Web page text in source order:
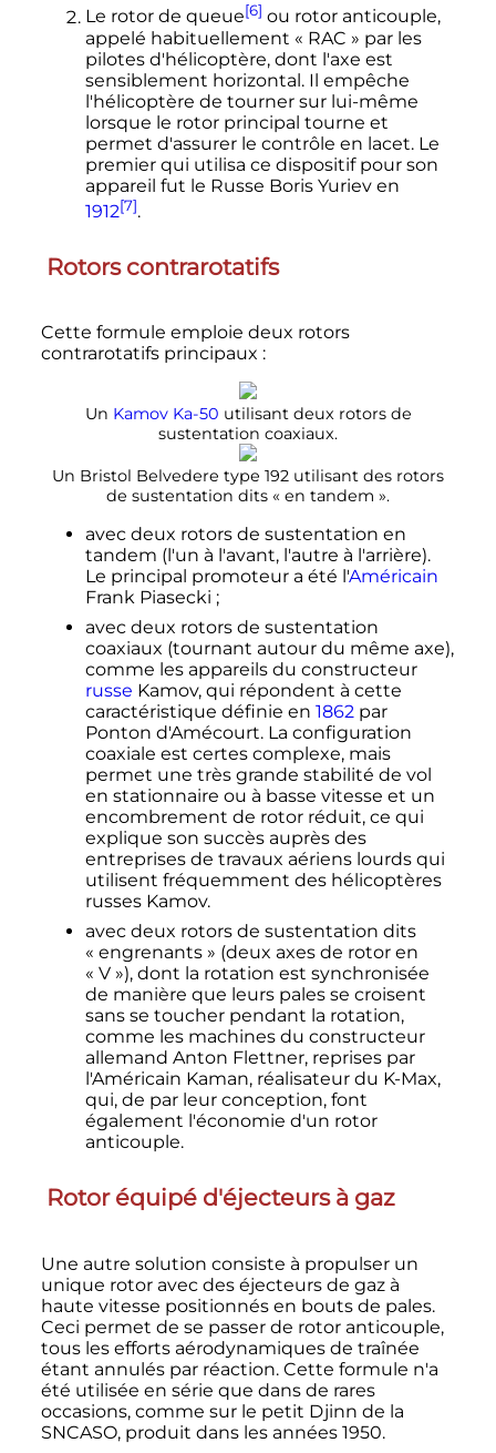
Le rotor de queue[6] ou rotor anticouple,
appelé habituellement « RAC » par les
pilotes d'hélicoptère, dont l'axe est
sensiblement horizontal. Il empêche
l'hélicoptère de tourner sur lui-même
lorsque le rotor principal tourne et
permet d'assurer le contrôle en lacet. Le
premier qui utilisa ce dispositif pour son
appareil fut le Russe Boris Yuriev en
1912[7].
Rotors contrarotatifs
Cette formule emploie deux rotors
contrarotatifs principaux :
Un Kamov Ka-50 utilisant deux rotors de
sustentation coaxiaux.
Un Bristol Belvedere type 192 utilisant des rotors
de sustentation dits « en tandem ».
avec deux rotors de sustentation en
tandem (l'un à l'avant, l'autre à l'arrière).
Le principal promoteur a été l'Américain
Frank Piasecki ;
avec deux rotors de sustentation
coaxiaux (tournant autour du même axe),
comme les appareils du constructeur
russe Kamov, qui répondent à cette
caractéristique définie en 1862par
Ponton d'Amécourt. La configuration
coaxiale est certes complexe, mais
permet une très grande stabilité de vol
en stationnaire ou à basse vitesse et un
encombrement de rotor réduit, ce qui
explique son succès auprès des
entreprises de travaux aériens lourds qui
utilisent fréquemment des hélicoptères
russes Kamov.
avec deux rotors de sustentation dits
« engrenants » (deux axes de rotor en
« V »), dont la rotation est synchronisée
de manière que leurs pales se croisent
sans se toucher pendant la rotation,
comme les machines du constructeur
allemand Anton Flettner, reprises par
l'Américain Kaman, réalisateur du K-Max,
qui, de par leur conception, font
également l'économie d'un rotor
anticouple.
Rotor équipé d'éjecteurs à gaz
Une autre solution consiste à propulser un
unique rotor avec des éjecteurs de gaz à
haute vitesse positionnés en bouts de pales.
Ceci permet de se passer de rotor anticouple,
tous les efforts aérodynamiques de traînée
étant annulés par réaction. Cette formule n'a
été utilisée en série que dans de rares
occasions, comme sur le petit Djinn de la
SNCASO, produit dans les années 1950.